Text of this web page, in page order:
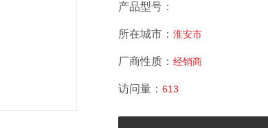
产品型号：
所在城市： 淮安市
厂商性质： 经销商
访问量： 613